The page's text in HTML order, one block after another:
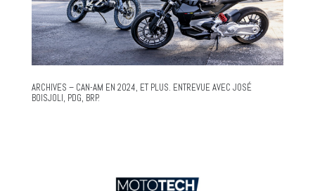
ARCHIVES – CAN-AM EN 2024, ET PLUS. ENTREVUE AVEC JOSÉ
BOISJOLI, PDG, BRP.